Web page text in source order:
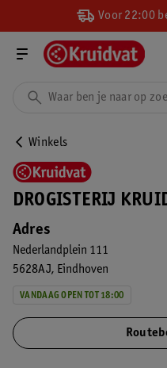
Voor 22:00
Winkels
DROGISTERIJ
Adres
Nederlandplein 111
5628AJ
Eindhoven
VANDAAG OPEN TOT 18:00